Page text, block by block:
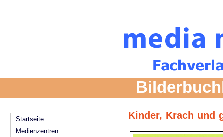
Startseite
Medienzentren
Kinder, Krach und